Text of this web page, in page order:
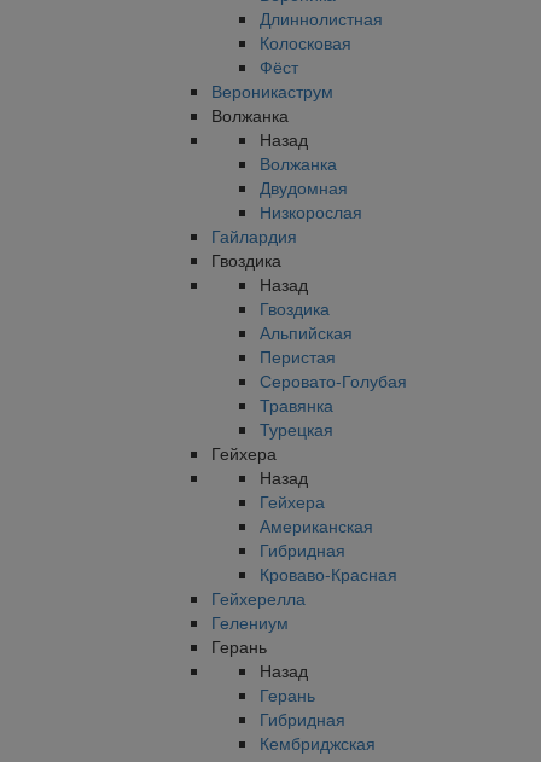
Длиннолистная
Колосковая
Фёст
Вероникаструм
Волжанка
Назад
Волжанка
Двудомная
Низкорослая
Гайлардия
Гвоздика
Назад
Гвоздика
Альпийская
Перистая
Серовато-Голубая
Травянка
Турецкая
Гейхера
Назад
Гейхера
Американская
Гибридная
Кроваво-Красная
Гейхерелла
Гелениум
Герань
Назад
Герань
Гибридная
Кембриджская